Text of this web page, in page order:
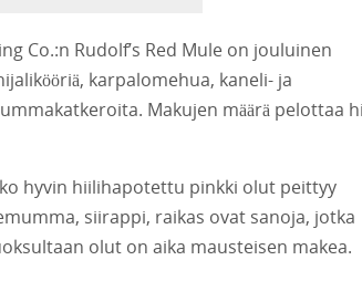
Co.:n Rudolf’s Red Mule on jouluinen
karpalomehua, kaneli- ja
Makujen määrä pelottaa
hyvin hiilihapotettu pinkki olut peittyy
siirappi, raikas ovat sanoja, jotka
olut on aika mausteisen makea.